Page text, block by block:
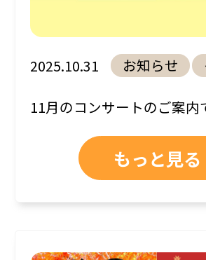
2025.10.31 お知らせ
11月のコンサートのご案内
もっと見る